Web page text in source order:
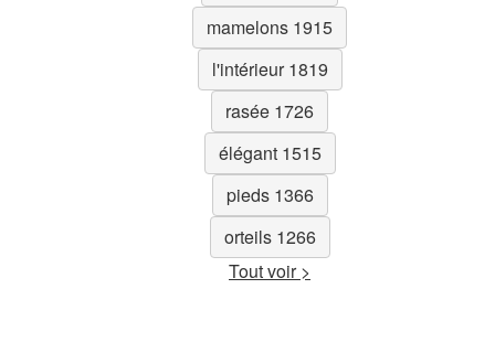
mamelons 1915
l'intérieur 1819
rasée 1726
élégant 1515
pieds 1366
orteils 1266
Tout voir >